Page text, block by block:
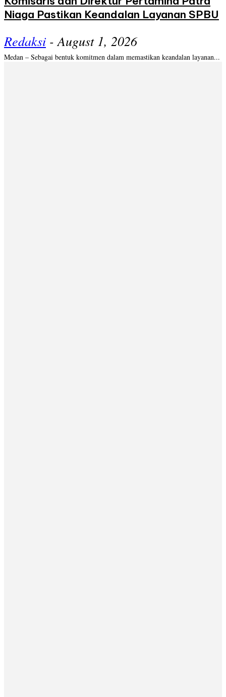
Niaga Pastikan Keandalan Layanan SPBU
Redaksi - August 1, 2026
Medan – Sebagai bentuk komitmen dalam memastikan keandalan layanan...